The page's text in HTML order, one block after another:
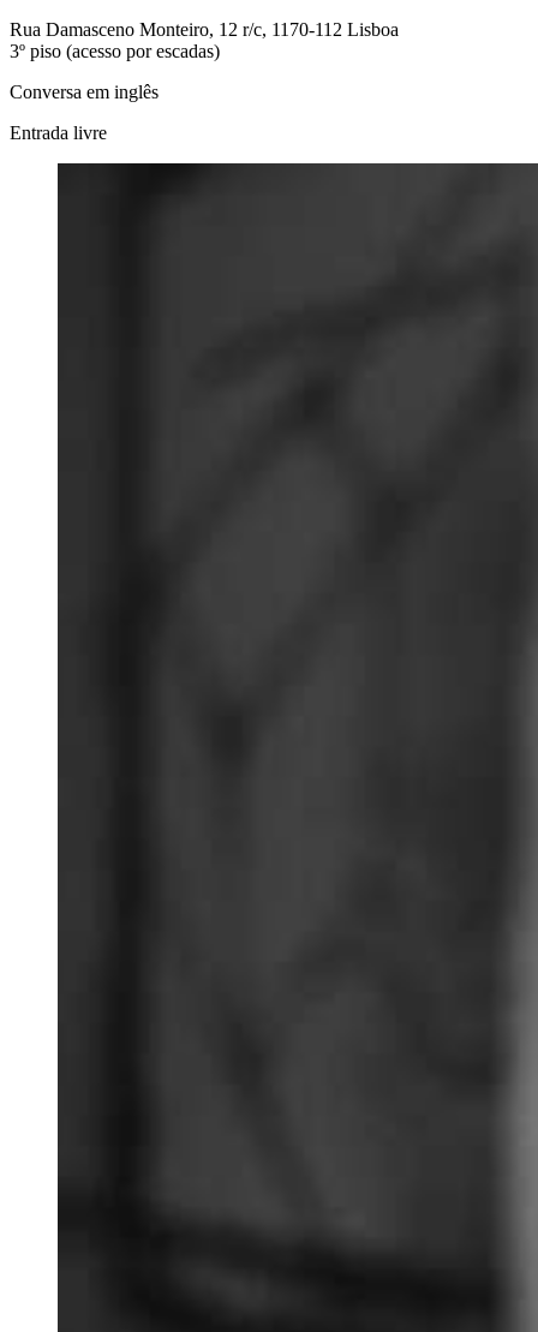
Rua Damasceno Monteiro, 12 r/c, 1170-112 Lisboa
3º piso (acesso por escadas)
Conversa em inglês
Entrada livre